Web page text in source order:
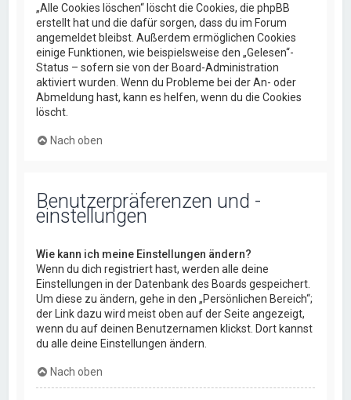
„Alle Cookies löschen“ löscht die Cookies, die phpBB
erstellt hat und die dafür sorgen, dass du im Forum
angemeldet bleibst. Außerdem ermöglichen Cookies
einige Funktionen, wie beispielsweise den „Gelesen“-
Status – sofern sie von der Board-Administration
aktiviert wurden. Wenn du Probleme bei der An- oder
Abmeldung hast, kann es helfen, wenn du die Cookies
löscht.
Nach oben
Benutzerpräferenzen und -
einstellungen
Wie kann ich meine Einstellungen ändern?
Wenn du dich registriert hast, werden alle deine
Einstellungen in der Datenbank des Boards gespeichert.
Um diese zu ändern, gehe in den „Persönlichen Bereich“;
der Link dazu wird meist oben auf der Seite angezeigt,
wenn du auf deinen Benutzernamen klickst. Dort kannst
du alle deine Einstellungen ändern.
Nach oben